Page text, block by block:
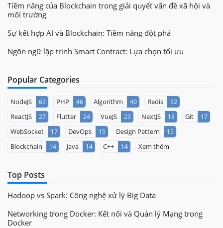
Tiềm năng của Blockchain trong giải quyết vấn đề xã hội và
môi trường
Sự kết hợp AI và Blockchain: Tiềm năng đột phá
Ngôn ngữ lập trình Smart Contract: Lựa chọn tối ưu
Popular Categories
NodeJS 63 PHP 46 Algorithm 40 Redis 32
ReactJS 27 Flutter 24 VueJS 23 NextJS 18 Git 17
WebSocket 17 DevOps 15 Design Pattern 15
Blockchain 14 Java 14 C++ 14 Xem thêm
Top Posts
Hadoop vs Spark: Công nghệ xử lý Big Data
Networking trong Docker: Kết nối và Quản lý Mạng trong
Docker